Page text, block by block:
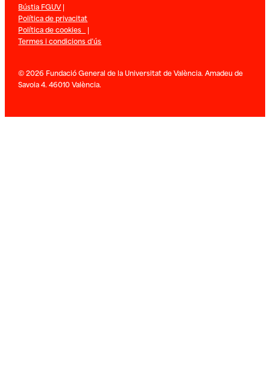
Bústia FGUV|
Política de privacitat
Política de cookies |
Termes i condicions d’ús
© 2026 Fundació General de la Universitat de València. Amadeu de
Savoia 4. 46010 València.